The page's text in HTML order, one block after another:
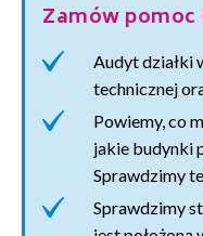
Zamów
Audyt działki
technicznej
Powiemy, co
jakie budynki
Sprawdzimy
Sprawdzimy